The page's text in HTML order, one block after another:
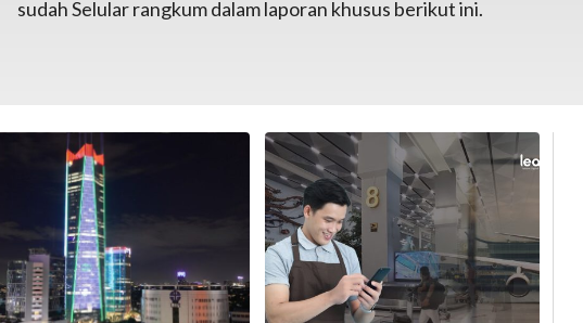
sudah Selular rangkum dalam laporan khusus berikut ini.